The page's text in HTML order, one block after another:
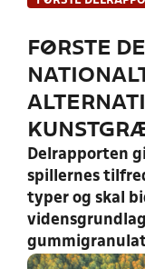
FØRSTE
Delrapporten
spillernes
typer og skal